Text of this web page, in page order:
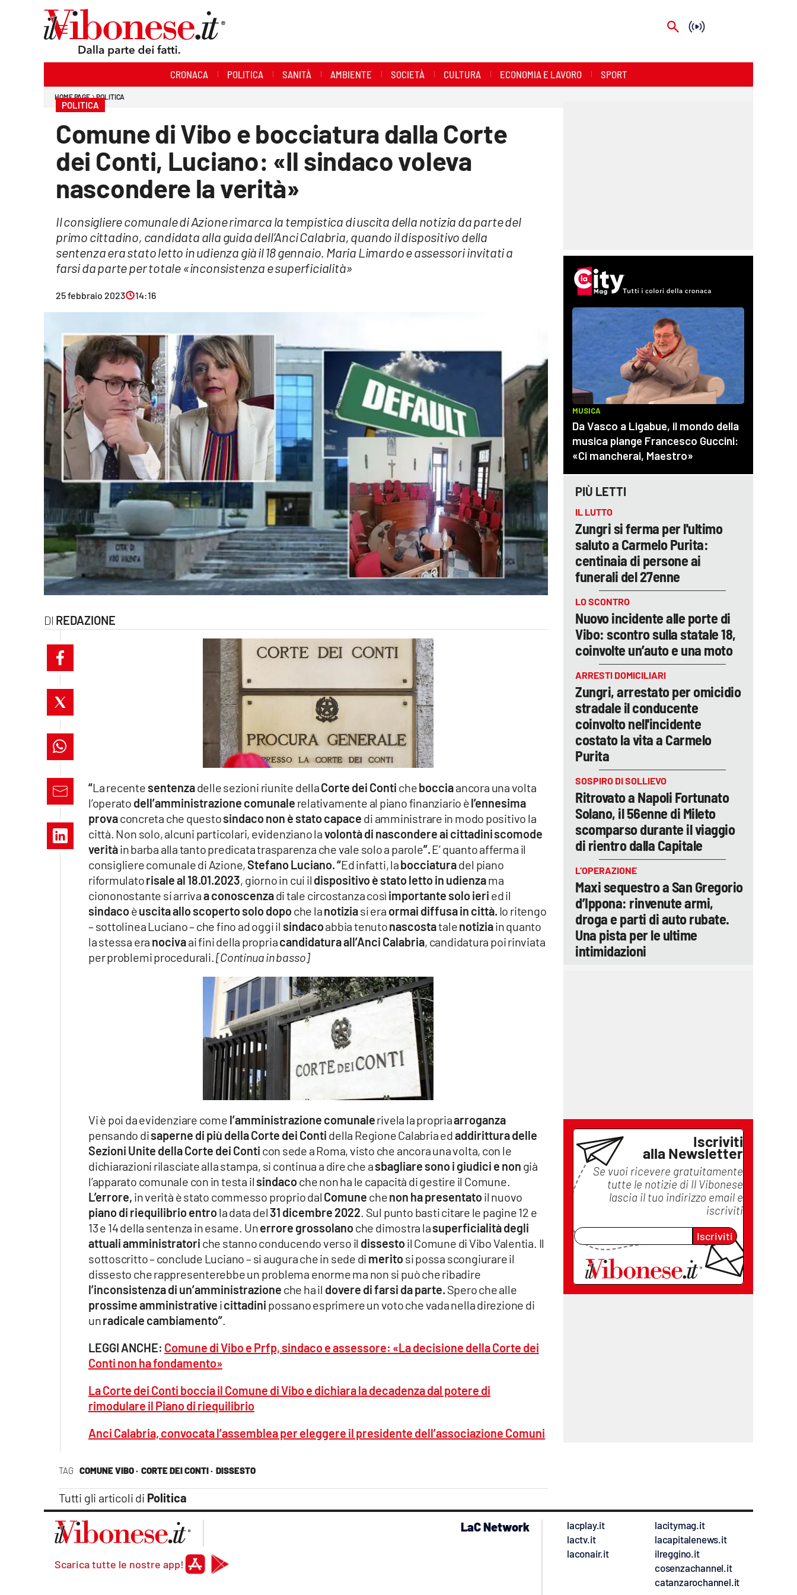
Streaming
cosenzachannel.it
catanzarochannel.it
lacapitalenews.it
Vai
CRONACA POLITICA SANITÀ AMBIENTE SOCIETÀ CULTURA ECONOMIA E LAVORO SPORT
HOME PAGE POLITICA
POLITICA
Comune di Vibo e bocciatura dalla Corte
dei Conti, Luciano: «Il sindaco voleva
nascondere la verità»
Il consigliere comunale di Azione rimarca la tempistica di uscita della notizia da parte del
primo cittadino, candidata alla guida dell’Anci Calabria, quando il dispositivo della
sentenza era stato letto in udienza già il 18 gennaio. Maria Limardo e assessori invitati a
farsi da parte per totale «inconsistenza e superficialità»
25 febbraio 2023 14:16
REDAZIONE
TAG COMUNE VIBO · CORTE DEI CONTI · DISSESTO
Tutti gli articoli di Politica
“La recente sentenzadelle sezioni riunite dellaCorte dei Conti chebocciaancora una volta
l’operato dell’amministrazione comunale relativamente al piano finanziario èl’ennesima
provaconcreta che questosindaco non è stato capace di amministrare in modo positivo la
città. Non solo, alcuni particolari, evidenziano lavolontà di nascondere ai cittadiniscomode
veritàin barba alla tanto predicata trasparenza che vale solo a parole”.E’ quanto afferma il
consigliere comunale di Azione,Stefano Luciano.“Ed infatti, labocciaturadel piano
riformulatorisale al 18.01.2023, giorno in cui il dispositivo è stato letto in udienzama
ciononostante si arrivaa conoscenzadi tale circostanza così importante solo ieri ed il
sindacoèuscita allo scopertosolo dopoche lanotiziasi era ormai diffusa in città. Io ritengo
– sottolinea Luciano – che fino ad oggi il sindacoabbia tenutonascostatalenotiziain quanto
la stessa era nocivaai fini della propriacandidatura all’Anci Calabria, candidatura poi rinviata
per problemi procedurali.[Continua in basso]
Vi è poi da evidenziare come l’amministrazione comunalerivela la propriaarroganza
pensando disaperne di più della Corte dei Conti della Regione Calabria edaddirittura delle
Sezioni Unite della Corte dei Conti con sede a Roma, visto che ancora una volta, con le
dichiarazioni rilasciate alla stampa, si continua a dire che asbagliare sono i giudici e non già
l’apparato comunale con in testa il sindacoche non ha le capacità di gestire il Comune.
L’errore, in verità è stato commesso proprio dal Comune chenon ha presentatoil nuovo
piano di riequilibrioentrola data del31 dicembre 2022. Sul punto basti citare le pagine 12 e
13 e 14 della sentenza in esame. Unerrore grossolanoche dimostra lasuperficialità degli
attuali amministratori che stanno conducendo verso il dissestoil Comune di Vibo Valentia. Il
sottoscritto – conclude Luciano – si augura che in sede di meritosi possa scongiurare il
dissesto che rappresenterebbe un problema enorme ma non si può che ribadire
l’inconsistenza di un’amministrazione che ha il dovere di farsi da parte. Spero che alle
prossime amministrative icittadini possano esprimere un voto che vada nella direzione di
unradicale cambiamento”.
LEGGI ANCHE: Comune di Vibo e Prfp, sindaco e assessore: «La decisione della Corte dei
Conti non ha fondamento»
La Corte dei Conti boccia il Comune di Vibo e dichiara la decadenza dal potere di
rimodulare il Piano di riequilibrio
Anci Calabria, convocata l’assemblea per eleggere il presidente dell’associazione Comuni
PIÙ LETTI
IL LUTTO
Zungri si ferma per l'ultimo
saluto a Carmelo Purita:
centinaia di persone ai
funerali del 27enne
LO SCONTRO
Nuovo incidente alle porte di
Vibo: scontro sulla statale 18,
coinvolte un’auto e una moto
ARRESTI DOMICILIARI
Zungri, arrestato per omicidio
stradale il conducente
coinvolto nell'incidente
costato la vita a Carmelo
Purita
SOSPIRO DI SOLLIEVO
Ritrovato a Napoli Fortunato
Solano, il 56enne di Mileto
scomparso durante il viaggio
di rientro dalla Capitale
L’OPERAZIONE
Maxi sequestro a San Gregorio
d’Ippona: rinvenute armi,
droga e parti di auto rubate.
Una pista per le ultime
intimidazioni
Iscriviti
alla Newsletter
Se vuoi ricevere gratuitamente
tutte le notizie di Il Vibonese
lascia il tuo indirizzo email e
iscriviti
Iscriviti
Scarica tutte le nostre app!
LaC Network
lacplay.it
lactv.it
laconair.it
lacitymag.it
lacapitalenews.it
ilreggino.it
cosenzachannel.it
catanzarochannel.it